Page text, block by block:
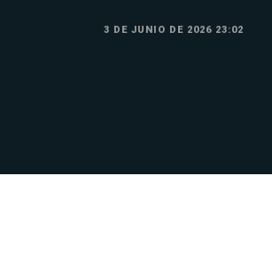
3 DE JUNIO DE 2026 23:02